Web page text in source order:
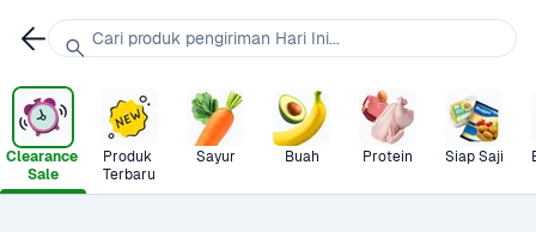
Clearance
Sale
Produk
Terbaru
Sayur Buah Protein Siap Saji
Cari produk pengiriman Hari Ini...